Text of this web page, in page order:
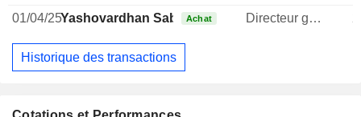
01/04/25Yashovardhan SabooAchat Directeur general
Historique des transactions